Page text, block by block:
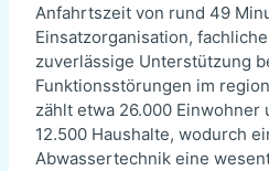
Anfahrtszeit von rund 49
Einsatzorganisation,
zuverlässige Unterstützung
Funktionsstörungen im
zählt etwa 26.000
12.500 Haushalte, wodurch
Abwassertechnik eine